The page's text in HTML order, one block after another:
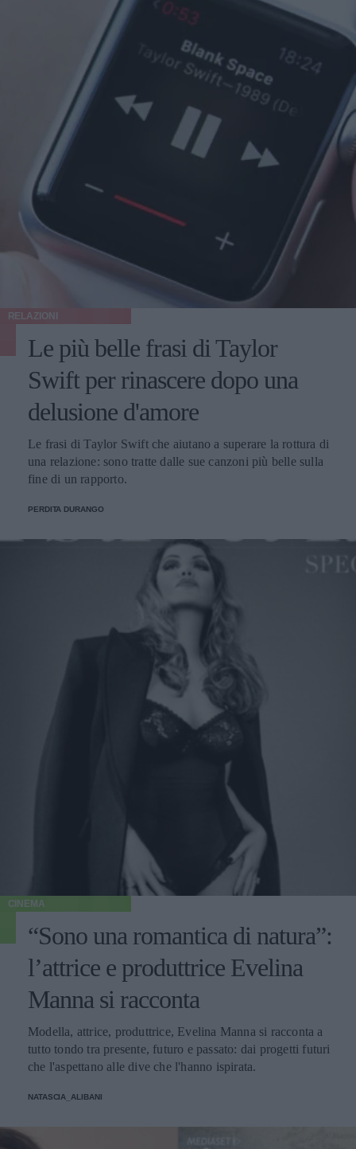
RELAZIONI
Le più belle frasi di Taylor
Swift per rinascere dopo una
delusione d'amore
Le frasi di Taylor Swift che aiutano a superare la rottura di
una relazione: sono tratte dalle sue canzoni più belle sulla
fine di un rapporto.
PERDITA DURANGO
CINEMA
“Sono una romantica di natura”:
l’attrice e produttrice Evelina
Manna si racconta
Modella, attrice, produttrice, Evelina Manna si racconta a
tutto tondo tra presente, futuro e passato: dai progetti futuri
che l'aspettano alle dive che l'hanno ispirata.
NATASCIA_ALIBANI